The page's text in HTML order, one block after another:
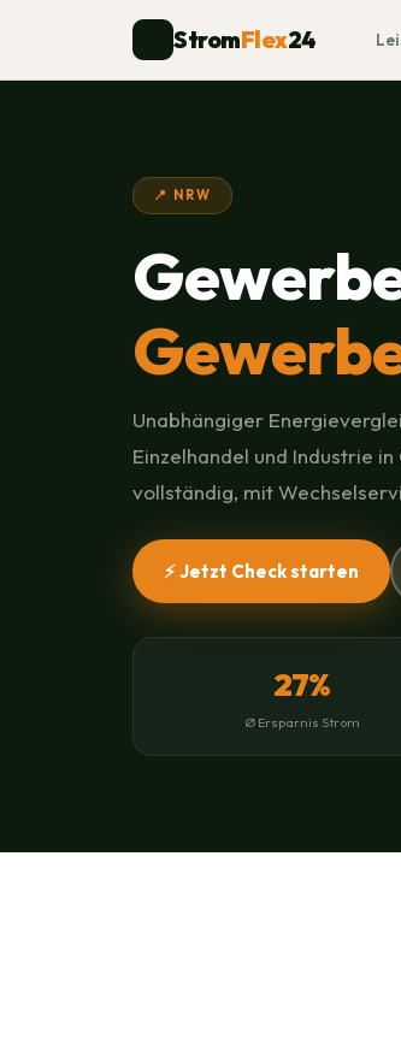
StromFlex24
📍 NRW
Unabhängiger
Einzelhandel und Industrie
vollständig, mit
⚡ Jetzt Check starten
27%
Ø Ersparnis Strom